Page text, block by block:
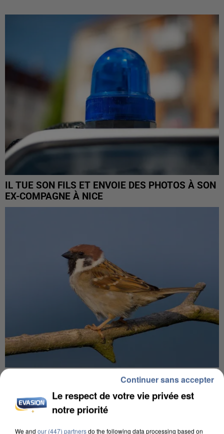
IL TUE SON FILS ET ENVOIE DES PHOTOS À SON
EX-COMPAGNE À NICE
APRÈS TOUTES CES CANICULES, LES REFUGES
Le respect de votre vie privée est
notre priorité
We and our (447) partnersdo the following data processing based on
Continuer sans accepter